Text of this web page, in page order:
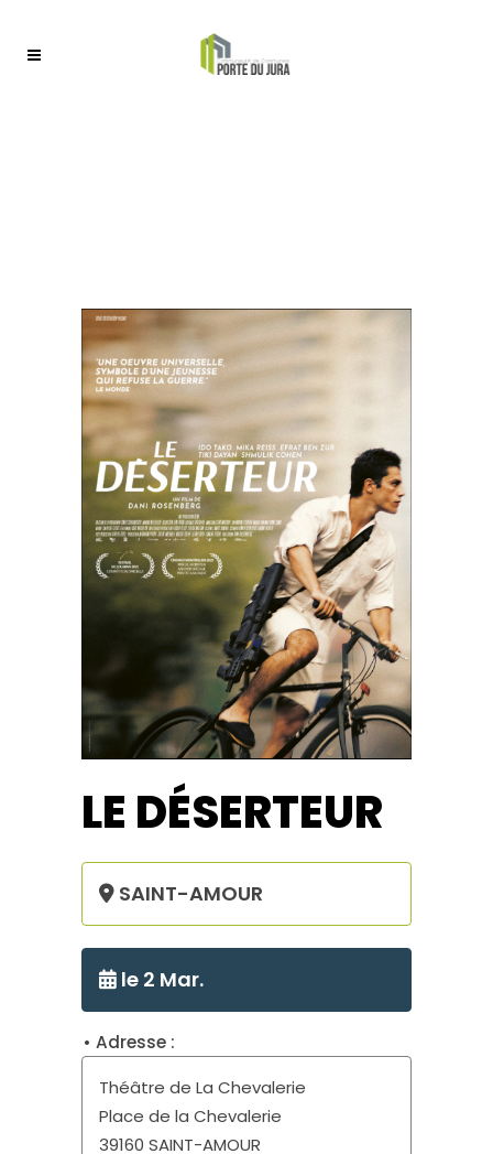
LE DÉSERTEUR
SAINT-AMOUR
le 2 Mar.
Théâtre de La Chevalerie
Place de la Chevalerie
39160 SAINT-AMOUR